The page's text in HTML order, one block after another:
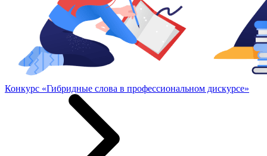
Конкурс «Гибридные слова в профессиональном дискурсе»